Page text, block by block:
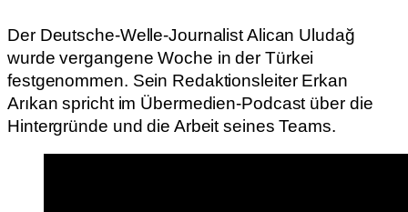
Der Deutsche-Welle-Journalist Alican Uludağ
wurde vergangene Woche in der Türkei
festgenommen. Sein Redaktionsleiter Erkan
Arıkan spricht im Übermedien-Podcast über die
Hintergründe und die Arbeit seines Teams.